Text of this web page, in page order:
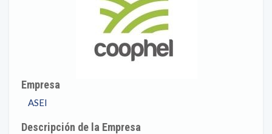
Empresa
ASEI
Descripción de la Empresa